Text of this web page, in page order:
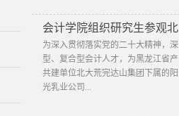
会计学院组织研究生参观
为深入贯彻落实党的二十大精神，
型、复合型会计人才，为黑龙江省
共建单位北大荒完达山集团下属的
光乳业公司...